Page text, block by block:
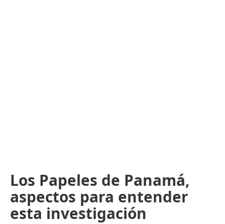
Los Papeles de Panamá,
aspectos para entender
esta investigación